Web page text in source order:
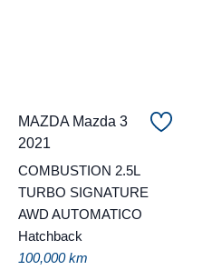
MAZDA Mazda 3
2021
COMBUSTION 2.5L
TURBO SIGNATURE
AWD AUTOMATICO
Hatchback
100,000 km